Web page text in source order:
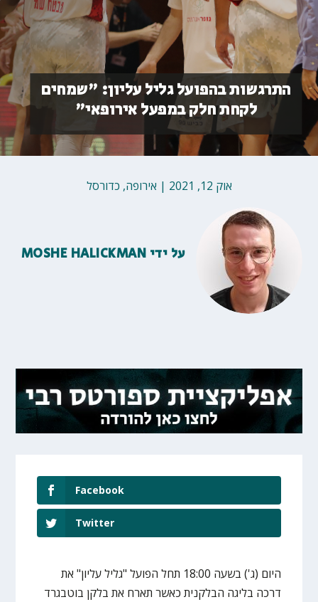
התרגשות בהפועל גליל עליון: "שמחים
לקחת חלק במפעל אירופאי"
אוק 12, 2021 | אירופה, כדורסל
על ידי MOSHE HALICKMAN
Facebook
Twitter
היום (ג') בשעה 18:00 תחל הפועל "גליל עליון" את
דרכה בליגה הבלקנית כאשר תארח את בלקן בוטבגרד